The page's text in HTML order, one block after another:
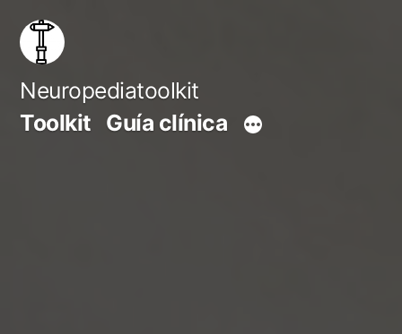
Saltar
contenido
Neuropediatoolkit
Toolkit Guía clínica